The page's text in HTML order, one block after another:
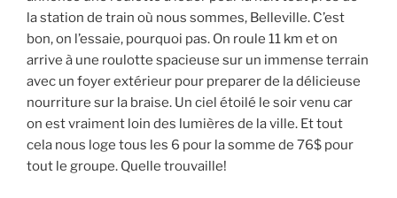
la station de train où nous sommes, Belleville. C’est
bon, on l’essaie, pourquoi pas. On roule 11 km et on
arrive à une roulotte spacieuse sur un immense terrain
avec un foyer extérieur pour preparer de la délicieuse
nourriture sur la braise. Un ciel étoilé le soir venu car
on est vraiment loin des lumières de la ville. Et tout
cela nous loge tous les 6 pour la somme de 76$ pour
tout le groupe. Quelle trouvaille!